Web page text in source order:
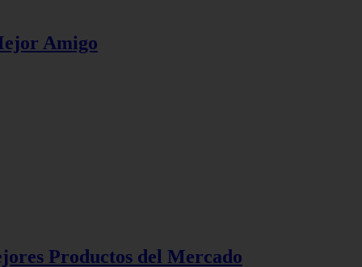
Amigo
Productos del Mercado